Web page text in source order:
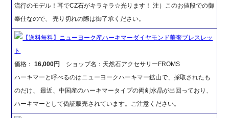
流行のモデル！耳でCZ石がキラキラ☆光ります！ 注）このお値段での御
奉仕なので、 売り切れの際は御了承ください。
【送料無料】ニューヨーク産ハーキマーダイヤモンド華奢ブレスレッ
ト
価格：16,000円
ショップ名：天然石アクセサリーFROMS
ハーキマーと呼べるのはニューヨークハーキマー鉱山で、採取されたも
のだけ、 最近、中国産のハーキマータイプの両剣水晶が出回っており、
ハーキマーとして偽証販売されています。ご注意ください。